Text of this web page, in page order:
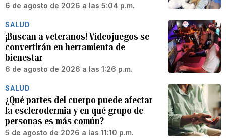
6 de agosto de 2026 a las 5:04 p.m.
SALUD
¡Buscan a veteranos! Videojuegos se
convertirán en herramienta de
bienestar
6 de agosto de 2026 a las 1:26 p.m.
SALUD
¿Qué partes del cuerpo puede afectar
la esclerodermia y en qué grupo de
personas es más común?
5 de agosto de 2026 a las 11:10 p.m.